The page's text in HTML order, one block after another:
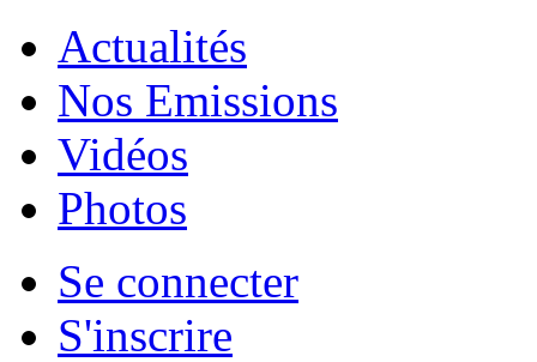
Actualités
Nos Emissions
Vidéos
Photos
Se connecter
S'inscrire